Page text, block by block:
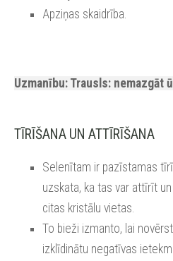
Apziņas skaidrība.
Uzmanību: Trausls: nemazgāt
TĪRĪŠANA UN ATTĪRĪŠANA
Selenītam ir pazīstamas
uzskata, ka tas var attīrīt
citas kristālu vietas.
To bieži izmanto, lai
izklīdinātu negatīvas